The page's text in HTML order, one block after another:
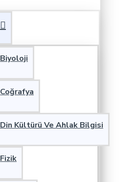
Biyoloji
Coğrafya
Din Kültürü Ve Ahlak Bilgisi
Fizik